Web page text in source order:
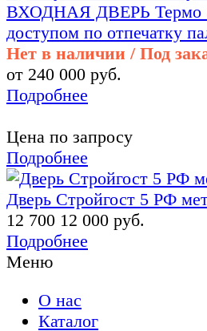
ВХОДНАЯ ДВЕРЬ Термо
доступом по отпечатку
Нет в наличии / Под
от 240 000 руб.
Подробнее
Цена по запросу
Подробнее
Дверь Стройгост 5 РФ
12 700 12 000 руб.
Подробнее
Меню
О нас
Каталог